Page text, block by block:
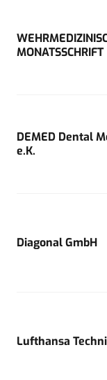
MONATSSCHRIFT
DEMED Dental
e.K.
Diagonal GmbH
Lufthansa